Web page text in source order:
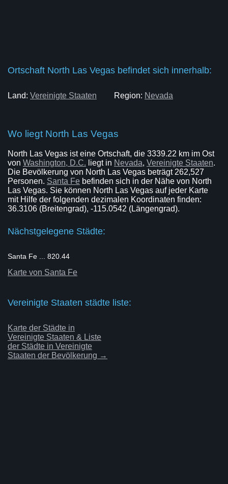
Ortschaft North Las Vegas befindet sich innerhalb:
Land: Vereinigte Staaten Region: Nevada
Wo liegt North Las Vegas
North Las Vegas ist eine Ortschaft, die 3339.22 km im Ost
von Washington, D.C. liegt in Nevada, Vereinigte Staaten.
Die Bevölkerung von North Las Vegas beträgt 262,527
Personen. Santa Fe befinden sich in der Nähe von North
Las Vegas. Sie können North Las Vegas auf jeder Karte
mit Hilfe der folgenden dezimalen Koordinaten finden:
36.3106 (Breitengrad), -115.0542 (Längengrad).
Nächstgelegene Städte:
Santa Fe ... 820.44
Karte von Santa Fe
Vereinigte Staaten städte liste:
Karte der Städte in
Vereinigte Staaten & Liste
der Städte in Vereinigte
Staaten der Bevölkerung →